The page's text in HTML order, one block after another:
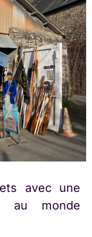
avec une
au monde